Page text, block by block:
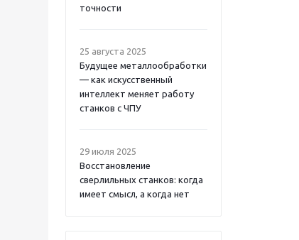
точности
25 августа 2025
Будущее металлообработки
— как искусственный
интеллект меняет работу
станков с ЧПУ
29 июля 2025
Восстановление
сверлильных станков: когда
имеет смысл, а когда нет